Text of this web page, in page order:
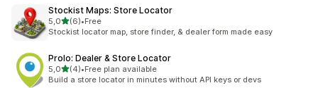
Stockist Maps: Store Locator
5,0stelle su 5
(6)
6 recensioni totali
•Free
Stockist locator map, store finder, & dealer form made easy
Prolo: Dealer & Store Locator
5,0stelle su 5
(4)
4 recensioni totali
•Free plan available
Build a store locator in minutes without API keys or devs